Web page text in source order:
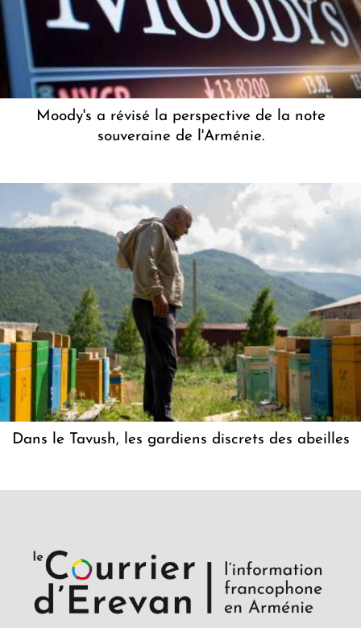
Moody's a révisé la perspective de la note
souveraine de l'Arménie.
Dans le Tavush, les gardiens discrets des abeilles